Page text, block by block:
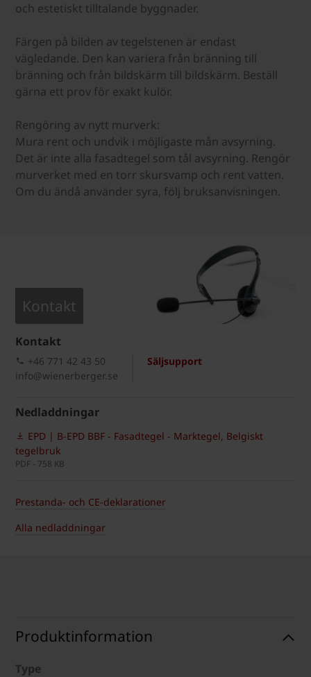
och estetiskt tilltalande byggnader.
Färgen på bilden av tegelstenen är endast
vägledande. Den kan variera från bränning till
bränning och från bildskärm till bildskärm. Beställ
gärna ett prov för exakt kulör.
Rengöring av nytt murverk:
Mura rent och undvik i möjligaste mån avsyrning.
Det är inte alla fasadtegel som tål avsyrning. Rengör
murverket med en torr skursvamp och rent vatten.
Om du ändå använder syra, följ bruksanvisningen.
Kontakt
Kontakt
Säljsupport
+46 771 42 43 50
info@wienerberger.se
Nedladdningar
EPD | B-EPD BBF - Fasadtegel - Marktegel, Belgiskt
tegelbruk
PDF - 758 KB
Prestanda- och CE-deklarationer
Alla nedladdningar
Produktinformation
Type